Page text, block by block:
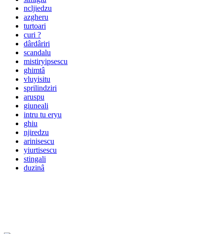
ncljiedzu
azgheru
turtoari
curi ?
dârdâriri
scandalu
mistiryipsescu
ghimtâ
vluyisitu
sprilindziri
aruspu
giuneali
intru tu eryu
ghiu
njiredzu
arinisescu
yiurtisescu
stingali
duzinâ